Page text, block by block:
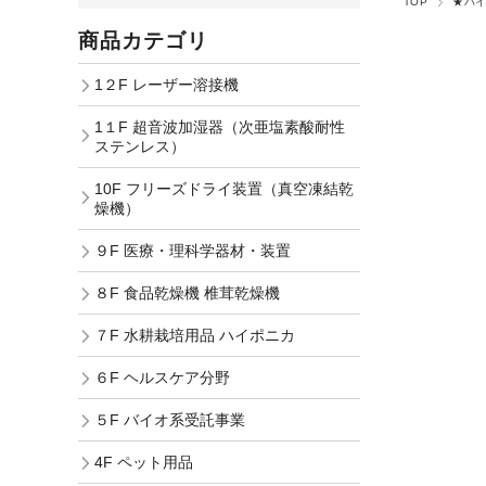
商品カテゴリ
1２F レーザー溶接機
1１F 超音波加湿器（次亜塩素酸耐性
ステンレス）
10F フリーズドライ装置（真空凍結乾
燥機）
９F 医療・理科学器材・装置
８F 食品乾燥機 椎茸乾燥機
７F 水耕栽培用品 ハイポニカ
６F ヘルスケア分野
５F バイオ系受託事業
4F ペット用品